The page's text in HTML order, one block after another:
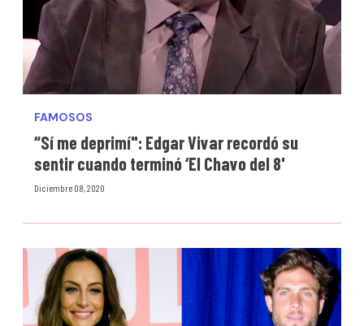
FAMOSOS
“Sí me deprimí": Edgar Vivar recordó su
sentir cuando terminó ‘El Chavo del 8'
Diciembre 08, 2020